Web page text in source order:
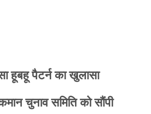
हूबहू पैटर्न का खुलासा
चुनाव समिति को सौंपी